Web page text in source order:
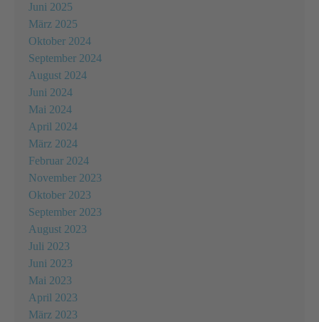
Juni 2025
März 2025
Oktober 2024
September 2024
August 2024
Juni 2024
Mai 2024
April 2024
März 2024
Februar 2024
November 2023
Oktober 2023
September 2023
August 2023
Juli 2023
Juni 2023
Mai 2023
April 2023
März 2023